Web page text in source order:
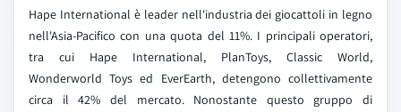
Hape International è leader nell'industria dei giocattoli in legno
nell'Asia-Pacifico con una quota del 11%. I principali operatori,
tra cui Hape International, PlanToys, Classic World,
Wonderworld Toys ed EverEarth, detengono collettivamente
circa il 42% del mercato. Nonostante questo gruppo di